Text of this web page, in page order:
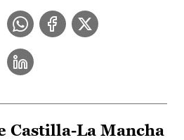
Castilla-La Mancha